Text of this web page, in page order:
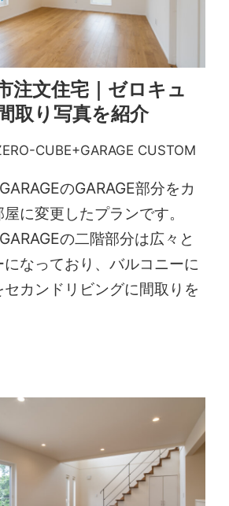
注文住宅｜ゼロキュ
取り写真を紹介
CUBE+GARAGE CUSTOM
のGARAGE部分をカ
に変更したプランです。
の二階部分は広々と
になっており、バルコニーに
カンドリビングに間取りを